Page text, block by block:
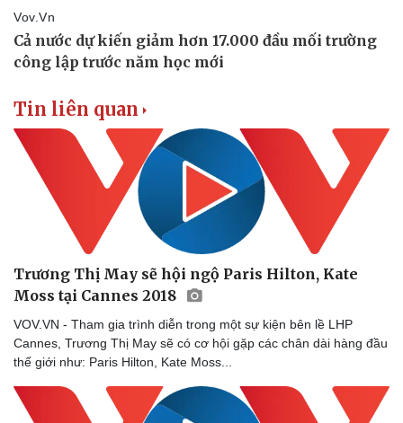
Tin liên quan
Trương Thị May sẽ hội ngộ Paris Hilton, Kate
Moss tại Cannes 2018
VOV.VN - Tham gia trình diễn trong một sự kiện bên lề LHP
Cannes, Trương Thị May sẽ có cơ hội gặp các chân dài hàng đầu
thế giới như: Paris Hilton, Kate Moss...